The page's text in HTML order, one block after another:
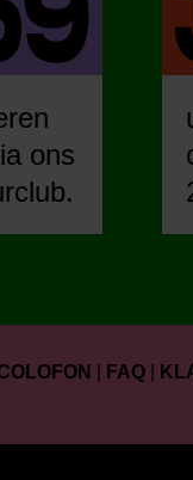
ons
FAQ